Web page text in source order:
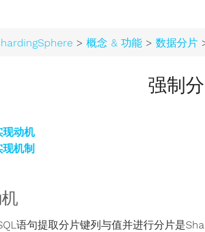
>概念 & 功能 >数据分片
强制
现动机
现机制
语句提取分片键列与值并进行分片是